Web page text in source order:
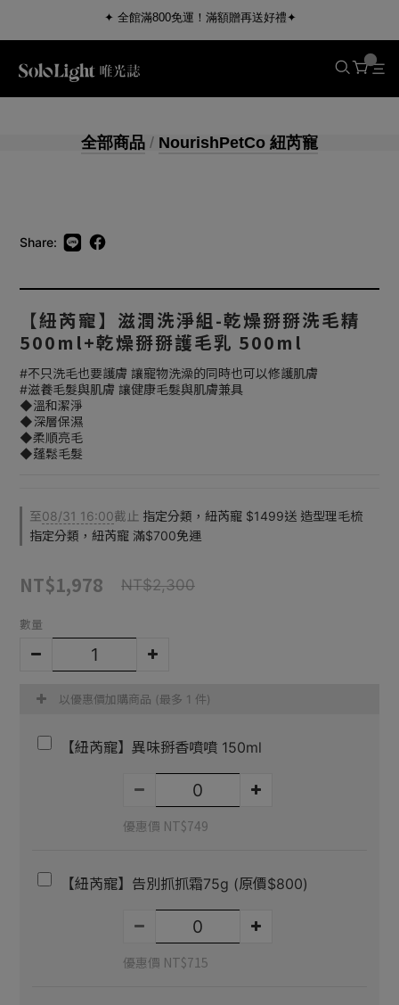
✦ 全館滿800免運！滿額贈再送好禮✦
全部商品 / NourishPetCo 紐芮寵
Share:
【紐芮寵】滋潤洗淨組-乾燥掰掰洗毛精
500ml+乾燥掰掰護毛乳 500ml
#不只洗毛也要護膚 讓寵物洗澡的同時也可以修護肌膚
#滋養毛髮與肌膚 讓健康毛髮與肌膚兼具
◆溫和潔淨
◆深層保濕
◆柔順亮毛
◆蓬鬆毛髮
至08/31 16:00截止 指定分類，紐芮寵 $1499送 造型理毛梳
指定分類，紐芮寵 滿$700免運
NT$1,978 NT$2,300
數量
以優惠價加購商品 (最多 1 件)
【紐芮寵】異味掰香噴噴 150ml
優惠價 NT$749
【紐芮寵】告別抓抓霜75g (原價$800)
優惠價 NT$715